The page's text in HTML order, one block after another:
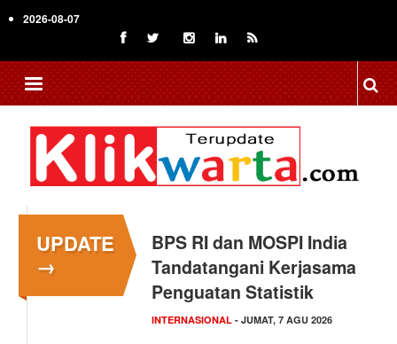
to
content
2026-08-07
UPDATE
→
BPS RI dan MOSPI India
Tandatangani Kerjasama
Penguatan Statistik
INTERNASIONAL - JUMAT, 7 AGU 2026
Kapolsek Kedungkandang
Klarifikasi Isu "Tangkap
Lepas",…
HUKUM- KAMIS, 6 AGU 2026